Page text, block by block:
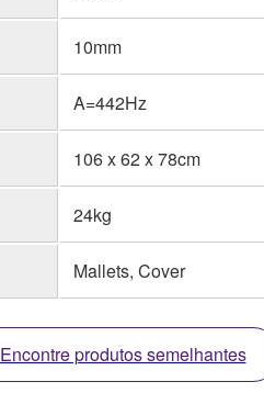
10mm
A=442Hz
106 x 62 x 78cm
24kg
Mallets, Cover
Encontre produtos semelhantes